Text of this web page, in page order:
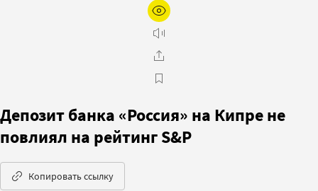
Депозит банка «Россия» на Кипре не
повлиял на рейтинг S&P
Копировать ссылку